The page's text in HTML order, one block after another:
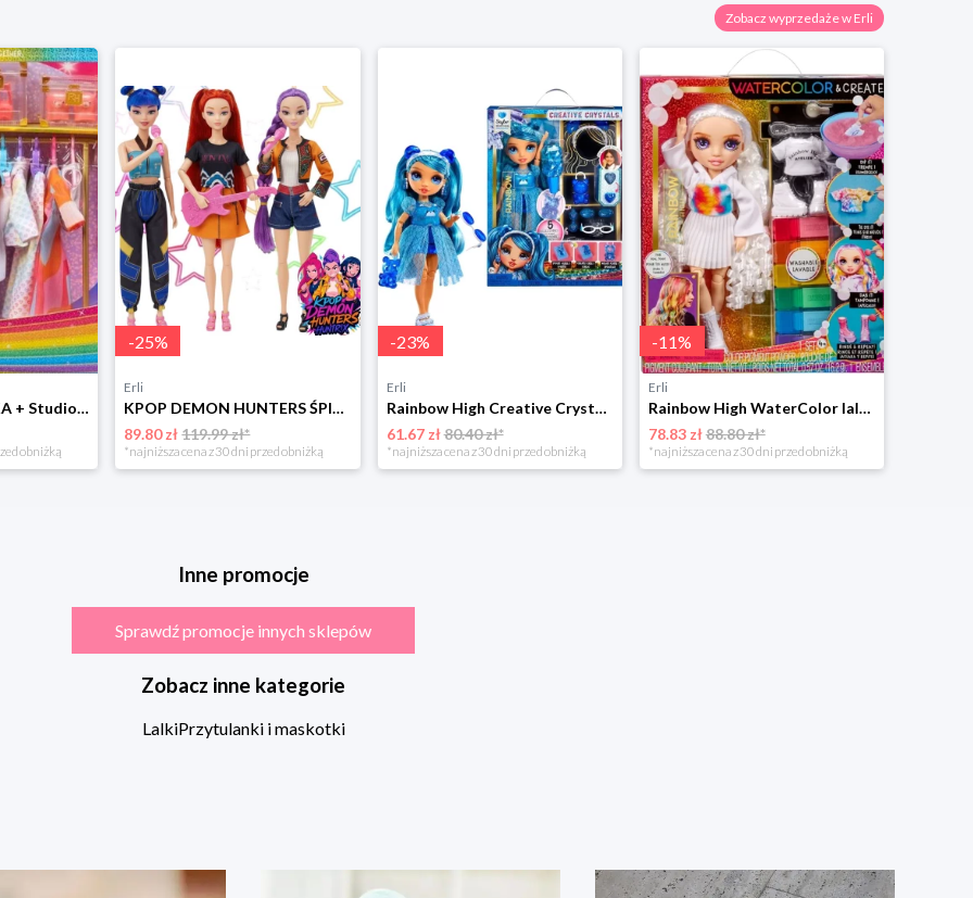
Zobacz wyprzedaże w Erli
Rainbow High LALKA + Studio Mody Fashion Garderoba Avery Styles 428268 +akc
obniżką
-25%
Erli
KPOP DEMON HUNTERS ŚPIEWAJĄCE ŚWIECĄCE LALKI K-Pop Mira Rumi Zoey
89.80 zł119.99 zł*
*najniższa cena z 30 dni przed obniżką
-23%
Erli
Rainbow High Creative Crystals Fashion Doll SKYLER Lalka i Akcesoria 121374
61.67 zł80.40 zł*
*najniższa cena z 30 dni przed obniżką
-11%
Erli
Rainbow High WaterColor lalka - fioletowe oczy DO KOLOROWANIA 507581
78.83 zł88.80 zł*
*najniższa cena z 30 dni przed obniżką
Inne promocje
Sprawdź promocje innych sklepów
Zobacz inne kategorie
LalkiPrzytulanki i maskotki